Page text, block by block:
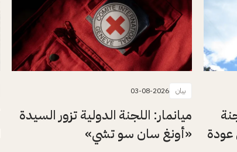
عودة
بيان 03-08-2026
ميانمار: اللجنة الدولية تزور السيدة
«أونغ سان سو تشي»